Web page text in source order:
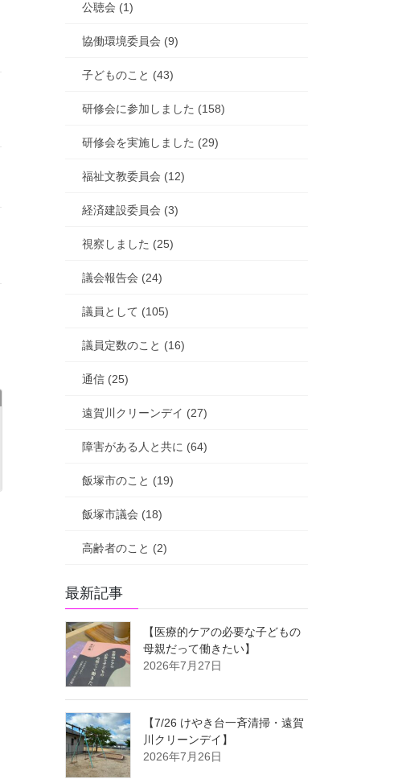
公聴会 (1)
協働環境委員会 (9)
子どものこと (43)
研修会に参加しました (158)
研修会を実施しました (29)
福祉文教委員会 (12)
経済建設委員会 (3)
視察しました (25)
議会報告会 (24)
議員として (105)
議員定数のこと (16)
通信 (25)
遠賀川クリーンデイ (27)
障害がある人と共に (64)
飯塚市のこと (19)
飯塚市議会 (18)
高齢者のこと (2)
最新記事
【医療的ケアの必要な子どもの
母親だって働きたい】
2026年7月27日
【7/26 けやき台一斉清掃・遠賀
川クリーンデイ】
2026年7月26日